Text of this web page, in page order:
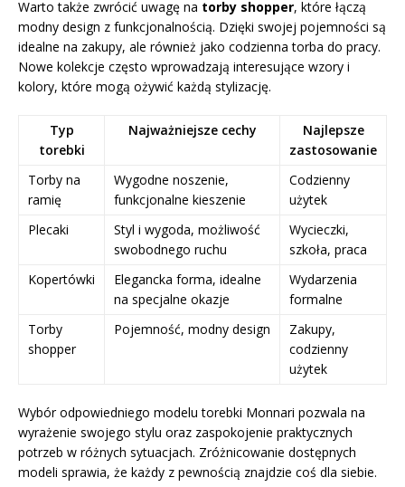
Warto także zwrócić uwagę na torby shopper, które łączą
modny design z funkcjonalnością. Dzięki swojej pojemności są
idealne na zakupy, ale również jako codzienna torba do pracy.
Nowe kolekcje często wprowadzają interesujące wzory i
kolory, które mogą ożywić każdą stylizację.
Typ
torebki
Najważniejsze cechy
Najlepsze
zastosowanie
Torby na
ramię
Wygodne noszenie,
funkcjonalne kieszenie
Codzienny
użytek
Plecaki
Styl i wygoda, możliwość
swobodnego ruchu
Wycieczki,
szkoła, praca
Kopertówki
Elegancka forma, idealne
na specjalne okazje
Wydarzenia
formalne
Torby
shopper
Pojemność, modny design
Zakupy,
codzienny
użytek
Wybór odpowiedniego modelu torebki Monnari pozwala na
wyrażenie swojego stylu oraz zaspokojenie praktycznych
potrzeb w różnych sytuacjach. Zróżnicowanie dostępnych
modeli sprawia, że każdy z pewnością znajdzie coś dla siebie.